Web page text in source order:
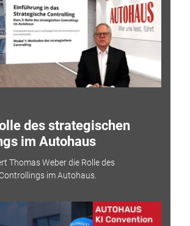
des strategischen
im Autohaus
Thomas Weber die Rolle des
im Autohaus.